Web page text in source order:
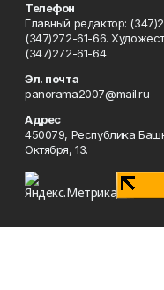
Телефон
Главный редактор:
(347)272-61-66.
(347)272-61-64
Эл. почта
panorama2007@mail.ru
Адрес
450079, Республика
Октября, 13.